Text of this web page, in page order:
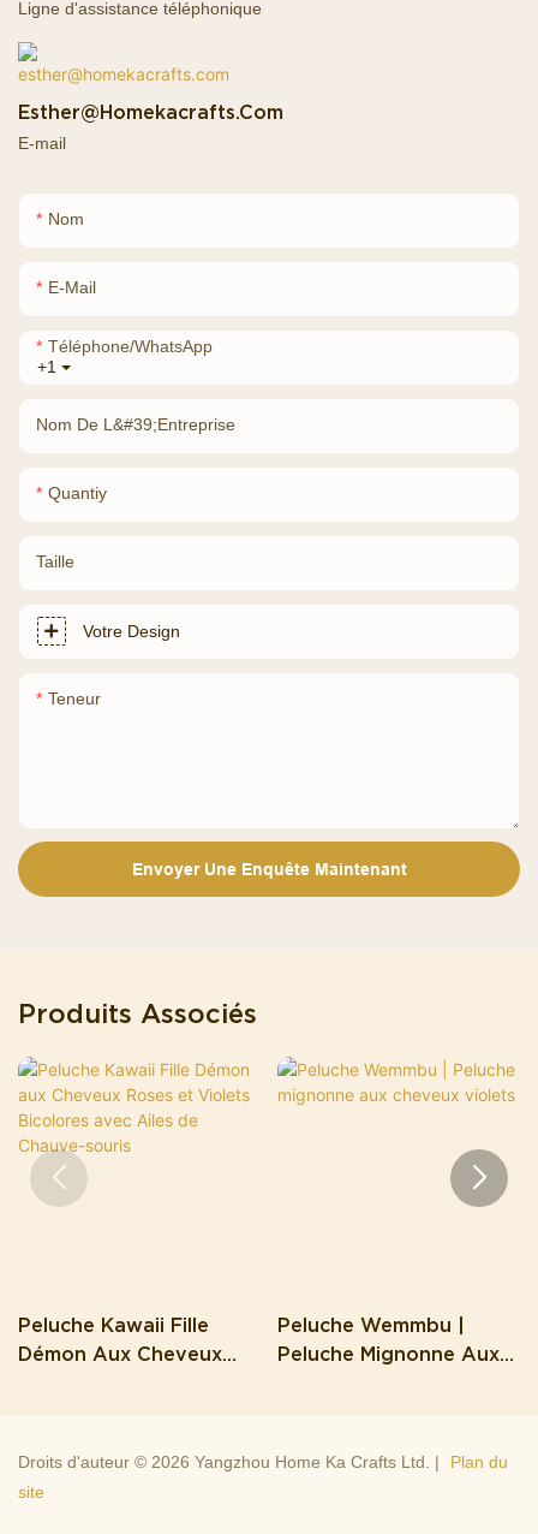
Ligne d'assistance téléphonique
Esther@homekacrafts.com
E-mail
Nom
E-Mail
+1
Téléphone/WhatsApp
Nom De L&#39;entreprise
Quantiy
Taille
Votre Design
Teneur
Envoyer Une Enquête Maintenant
Produits Associés
Peluche Kawaii Fille
Démon Aux Cheveux
Peluche Wemmbu |
Peluche Mignonne Aux
Droits d'auteur © 2026 Yangzhou Home Ka Crafts Ltd. |
Plan du
site